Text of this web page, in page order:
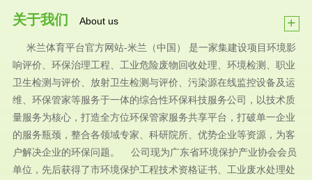
关于我们 About us +
米兰体育平台官方网站-米兰（中国） 是一家集建设项目环境影
响评价、环保治理工程、工业危险废物回收处理、环境检测、职业
卫生检测与评价、放射卫生检测与评价、污染源在线监控设备及运
维、环保管家等服务于一体的综合性环保科技服务公司，以技术质
量服务为核心，打造全方位环保管家服务共享平台，打破单一企业
的服务瓶颈，整合各领域专家、科研院所、优势企业等资源，为客
户解决企业的环保问题。 公司现为广东省环境保护产业协会会员
单位，先后获得了市环境保护工程技术资格证书、工业废水处理处